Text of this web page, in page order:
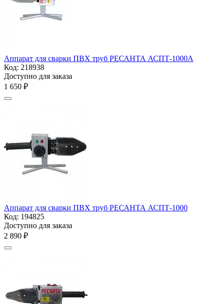
Аппарат для сварки ПВХ труб РЕСАНТА АСПТ-1000А
Код: 218938
Доступно для заказа
1 650 ₽
Аппарат для сварки ПВХ труб РЕСАНТА АСПТ-1000
Код: 194825
Доступно для заказа
2 890 ₽